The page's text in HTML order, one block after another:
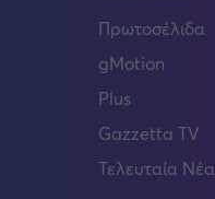
Πρωτοσέλιδα
gMotion
Plus
Gazzetta TV
Τελευταία Νέα